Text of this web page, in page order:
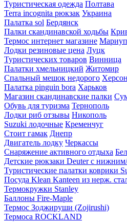
Туристическая одежда Полтава
Terra incognita рюкзак Украина
Палатка sol Бердянск
Палки скандинавской ходьбы
Термос интернет магазине
Лодки резиновые цена Луцк
Туристических товаров Винница
Палатки хмельницкий Житомир
Спальный мешок недорого Херсон
Палатка pinguin bora Харьков
Магазин скандинавские палки
Обувь для туризма Тернополь
Лодки риб отзывы Никополь
Suzuki лодочные Кременчуг
Стоит гамак Днепр
Двигатель лодку Черкассы
Снаряжение активного отдыха
Детские рюкзаки Deuter с
Туристические палатки коврики
Посуда Klean Kanteen из нерж.
Термокружки Stanley
Баллоны Fire-Maple
Термос Зоджируши (Zojirushi)
Термоса ROCKLAND